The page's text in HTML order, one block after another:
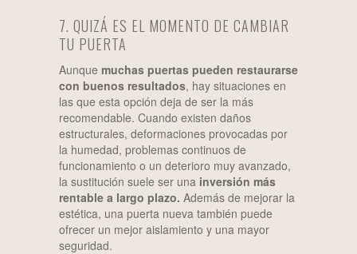
7. QUIZÁ ES EL MOMENTO DE CAMBIAR
TU PUERTA
Aunque muchas puertas pueden restaurarse
con buenos resultados, hay situaciones en
las que esta opción deja de ser la más
recomendable. Cuando existen daños
estructurales, deformaciones provocadas por
la humedad, problemas continuos de
funcionamiento o un deterioro muy avanzado,
la sustitución suele ser una inversión más
rentable a largo plazo. Además de mejorar la
estética, una puerta nueva también puede
ofrecer un mejor aislamiento y una mayor
seguridad.